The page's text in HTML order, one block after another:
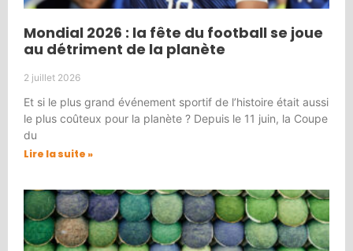
Mondial 2026 : la fête du football se joue
au détriment de la planète
2 juillet 2026
Et si le plus grand événement sportif de l’histoire était aussi
le plus coûteux pour la planète ? Depuis le 11 juin, la Coupe
du
Lire la suite »